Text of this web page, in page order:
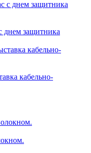
днем защитника
кабельно-